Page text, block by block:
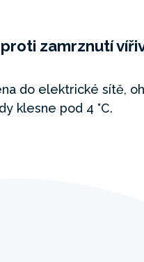
zamrznutí
do elektrické sítě,
klesne pod 4 °C.